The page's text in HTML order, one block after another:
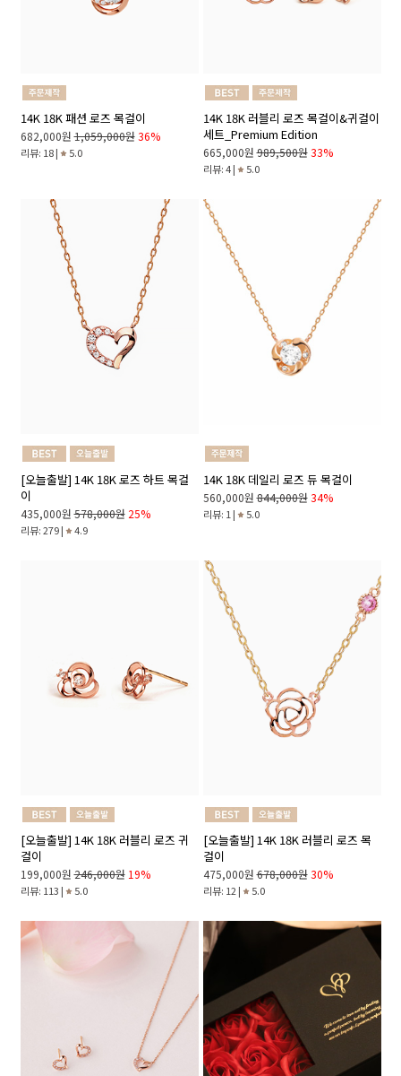
14K 18K 패션 로즈 목걸이
682,000원 1,059,000원 36%
리뷰: 18 | 5.0
14K 18K 러블리 로즈 목걸이&귀걸이
세트_Premium Edition
665,000원 989,500원 33%
리뷰: 4 | 5.0
[오늘출발] 14K 18K 로즈 하트 목걸
이
435,000원 578,000원 25%
리뷰: 279 | 4.9
14K 18K 데일리 로즈 듀 목걸이
560,000원 844,000원 34%
리뷰: 1 | 5.0
[오늘출발] 14K 18K 러블리 로즈 귀
걸이
199,000원 246,000원 19%
리뷰: 113 | 5.0
[오늘출발] 14K 18K 러블리 로즈 목
걸이
475,000원 678,000원 30%
리뷰: 12 | 5.0